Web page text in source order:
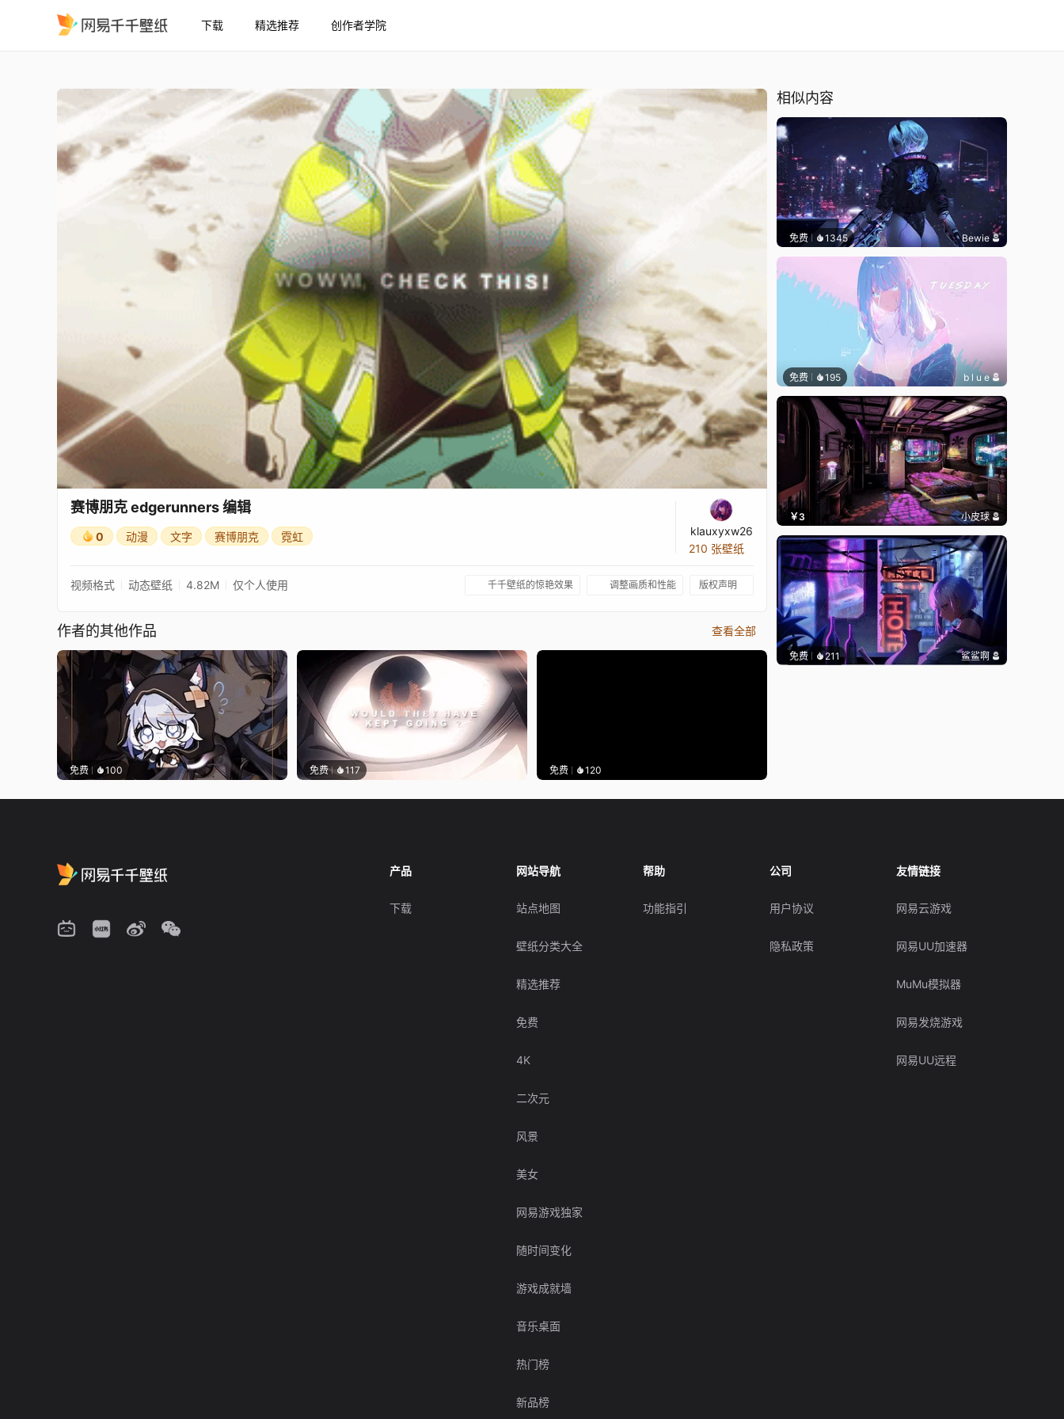
下载 精选推荐 创作者学院
赛博朋克 edgerunners 编辑
0 动漫 文字 赛博朋克 霓虹
klauxyxw26
210 张壁纸
视频格式 动态壁纸 4.82M 仅个人使用 千千壁纸的惊艳效果 调整画质和性能 版权声明
作者的其他作品 查看全部
免费 100 免费 117 免费 120
相似内容
免费 1345 Bewie
免费 195 b l u e
￥3 小皮球
免费 211 鲨鲨啊
产品
下载
网站导航
站点地图
壁纸分类大全
精选推荐
免费
4K
二次元
风景
美女
网易游戏独家
随时间变化
游戏成就墙
音乐桌面
热门榜
新品榜
帮助
功能指引
公司
用户协议
隐私政策
友情链接
网易云游戏
网易UU加速器
MuMu模拟器
网易发烧游戏
网易UU远程